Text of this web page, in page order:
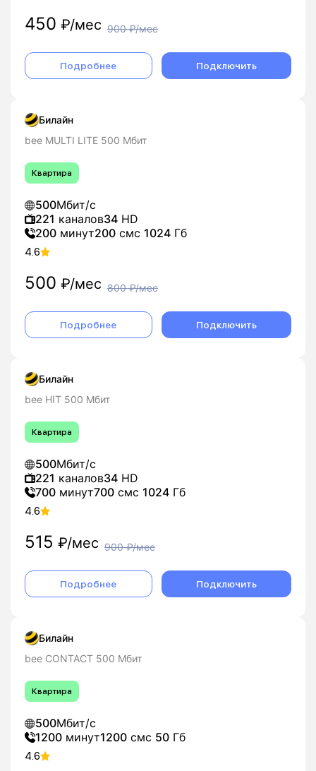
450 ₽/мес 900₽/мес
Подробнее Подключить
Билайн
bee MULTI LITE 500 Мбит
Квартира
500Мбит/с
221 каналов34 HD
200 минут200 смс 1024 Гб
4.6
500 ₽/мес 800₽/мес
Подробнее Подключить
Билайн
bee HIT 500 Мбит
Квартира
500Мбит/с
221 каналов34 HD
700 минут700 смс 1024 Гб
4.6
515 ₽/мес 900₽/мес
Подробнее Подключить
Билайн
bee CONTACT 500 Мбит
Квартира
500Мбит/с
1200 минут1200 смс 50 Гб
4.6